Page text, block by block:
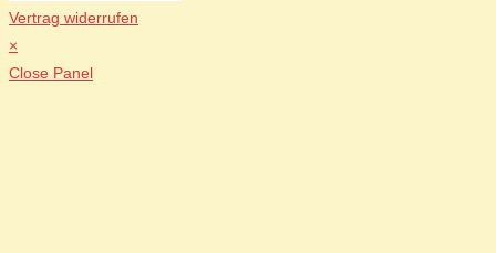
Vertrag widerrufen
×
Close Panel